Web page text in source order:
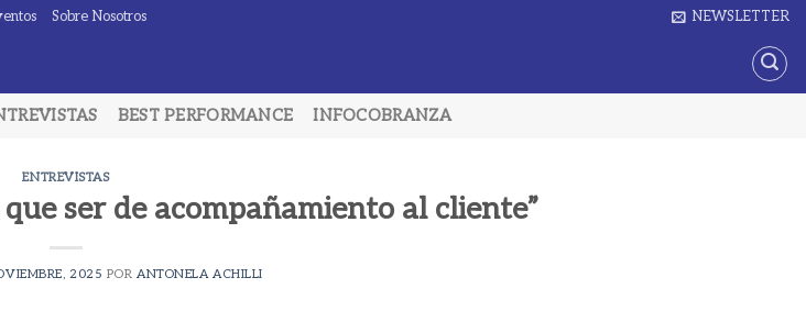
Sobre Nosotros NEWSLETTER
BEST PERFORMANCE INFOCOBRANZA
ENTREVISTAS
ser de acompañamiento al cliente”
2025 POR ANTONELA ACHILLI